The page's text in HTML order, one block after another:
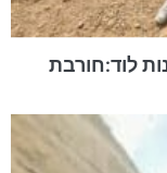
לוד:חורבת